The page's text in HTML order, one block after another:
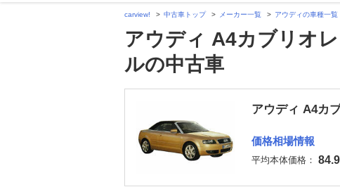
carview! 中古車トップ メーカー一覧 アウディの車種一覧
アウディ A4カブリオ
ルの中古車
アウディ A4カ
価格相場情報
平均本体価格： 84.9